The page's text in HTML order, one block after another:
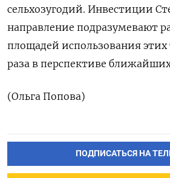
сельхозугодий. Инвестиции
направление подразумевают
площадей использования этих
раза в перспективе
(Ольга Попова)
ПОДПИСАТЬСЯ НА